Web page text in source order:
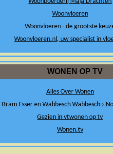
Woonvloeren
Woonvloeren - de grootste
Woonvloeren.nl, uw specialist in
WONEN OP TV
Alles Over Wonen
Bram Esser en Wabbesch Wabbesch ›
Gezien in vtwonen op tv
Wonen.tv